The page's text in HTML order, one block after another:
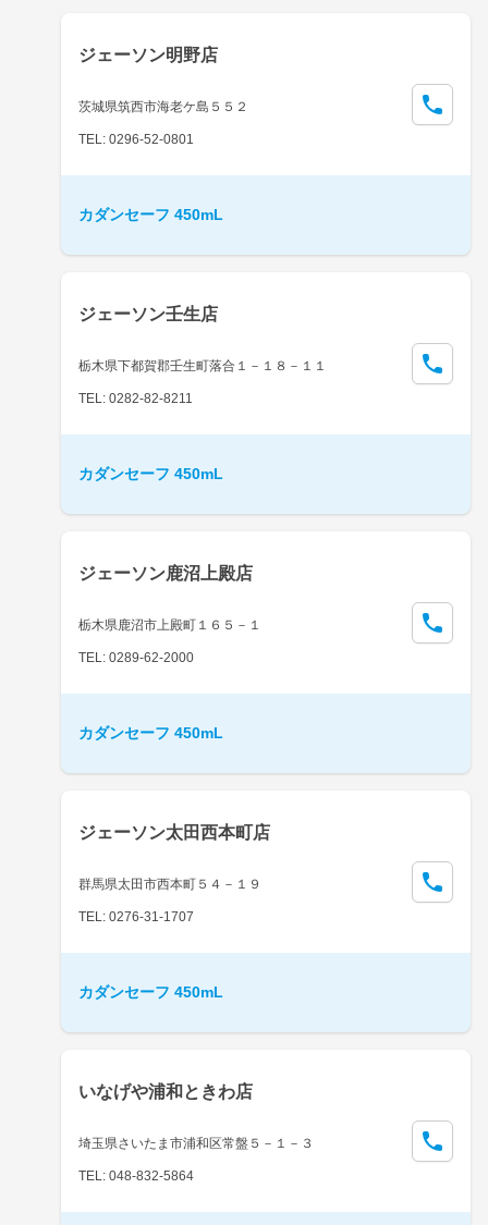
ジェーソン明野店
茨城県筑西市海老ケ島５５２
TEL: 0296-52-0801
カダンセーフ 450mL
ジェーソン壬生店
栃木県下都賀郡壬生町落合１－１８－１１
TEL: 0282-82-8211
カダンセーフ 450mL
ジェーソン鹿沼上殿店
栃木県鹿沼市上殿町１６５－１
TEL: 0289-62-2000
カダンセーフ 450mL
ジェーソン太田西本町店
群馬県太田市西本町５４－１９
TEL: 0276-31-1707
カダンセーフ 450mL
いなげや浦和ときわ店
埼玉県さいたま市浦和区常盤５－１－３
TEL: 048-832-5864